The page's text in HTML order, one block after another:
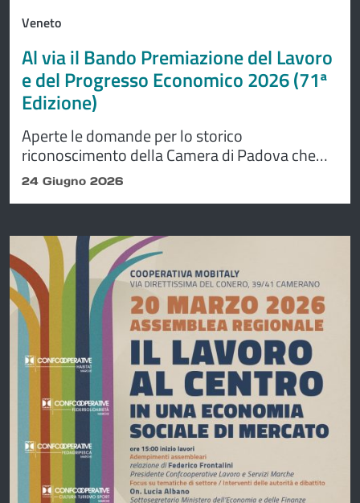
Veneto
Al via il Bando Premiazione del Lavoro
e del Progresso Economico 2026 (71ª
Edizione)
Aperte le domande per lo storico
riconoscimento della Camera di Padova che
premia la fedeltà al lavoro, l'anzianità
aziendale e l'eccellenza delle imprese e dei
24 Giugno 2026